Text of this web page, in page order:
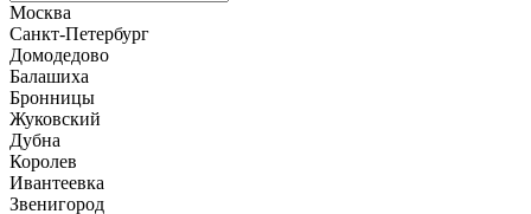
Москва
Санкт-Петербург
Домодедово
Балашиха
Бронницы
Жуковский
Дубна
Королев
Ивантеевка
Звенигород